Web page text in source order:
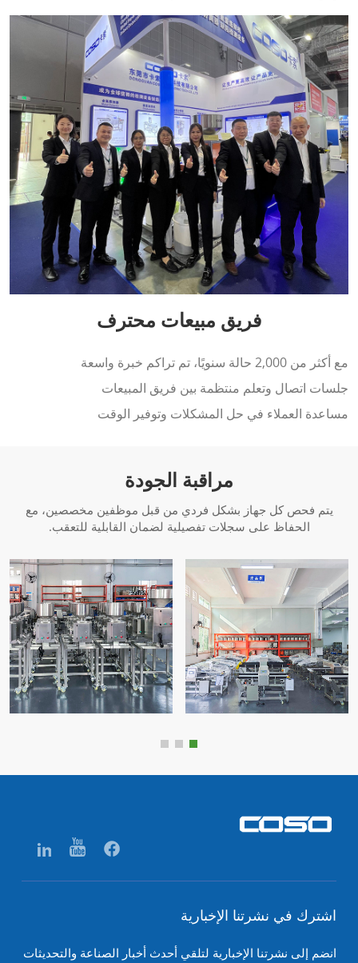
فريق مبيعات محترف
مع أكثر من 2,000 حالة سنويًا، تم تراكم خبرة واسعة
جلسات اتصال وتعلم منتظمة بين فريق المبيعات
مساعدة العملاء في حل المشكلات وتوفير الوقت
مراقبة الجودة
يتم فحص كل جهاز بشكل فردي من قبل موظفين مخصصين، مع
الحفاظ على سجلات تفصيلية لضمان القابلية للتعقب.
اشترك في نشرتنا الإخبارية
انضم إلى نشرتنا الإخبارية لتلقي أحدث أخبار الصناعة والتحديثات